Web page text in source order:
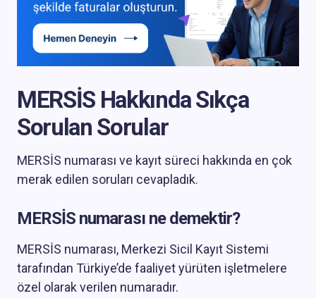
MERSİS Hakkında Sıkça
Sorulan Sorular
MERSİS numarası ve kayıt süreci hakkında en çok
merak edilen soruları cevapladık.
MERSİS numarası ne demektir?
MERSİS numarası, Merkezi Sicil Kayıt Sistemi
tarafından Türkiye’de faaliyet yürüten işletmelere
özel olarak verilen numaradır.